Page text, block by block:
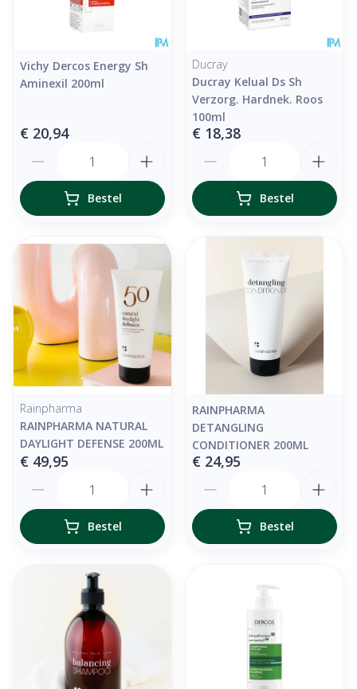
Vichy Dercos Energy Sh
Aminexil 200ml
€ 20,94
Bestel
Ducray
Ducray Kelual Ds Sh
Verzorg. Hardnek. Roos
100ml
€ 18,38
Bestel
Rainpharma
RAINPHARMA NATURAL
DAYLIGHT DEFENSE 200ML
€ 49,95
Bestel
RAINPHARMA
DETANGLING
CONDITIONER 200ML
€ 24,95
Bestel